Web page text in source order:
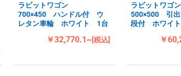
ラビットワゴン
700×450 ハンドル付 ウ
レタン車輪 ホワイト 1台
￥32,770.1~[税込]
ラビットワゴ
500×500 引
段付 ホワイ
￥